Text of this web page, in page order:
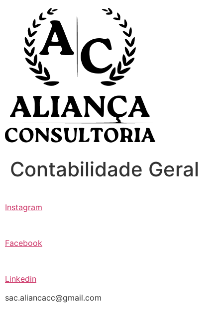
conteúdo
Contabilidade Geral
Instagram
Facebook
Linkedin
sac.aliancacc@gmail.com